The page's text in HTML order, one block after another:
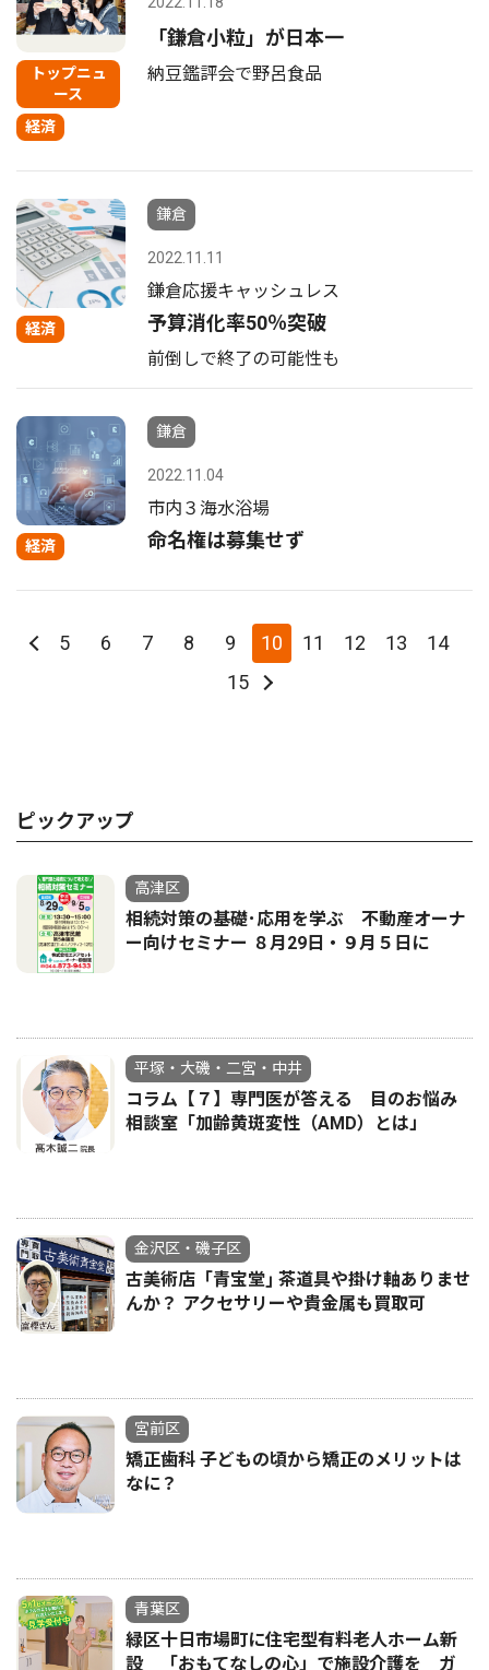
トップニュ
ース
経済
「鎌倉小粒」が日本一
納豆鑑評会で野呂食品
経済
鎌倉
2022.11.11
鎌倉応援キャッシュレス
予算消化率50％突破
前倒しで終了の可能性も
経済
鎌倉
2022.11.04
市内３海水浴場
命名権は募集せず
5 6 7 8 9 10 11 12 13
14
15
ピックアップ
高津区
相続対策の基礎･応用を学ぶ 不動産オーナ
ー向けセミナー ８月29日・９月５日に
平塚・大磯・二宮・中井
コラム【７】専門医が答える 目のお悩み
相談室「加齢黄斑変性（AMD）とは」
金沢区・磯子区
古美術店「青宝堂｣ 茶道具や掛け軸ありませ
んか？ アクセサリーや貴金属も買取可
宮前区
矯正歯科 子どもの頃から矯正のメリットは
なに？
青葉区
緑区十日市場町に住宅型有料老人ホーム新
設 「おもてなしの心」で施設介護を ガ